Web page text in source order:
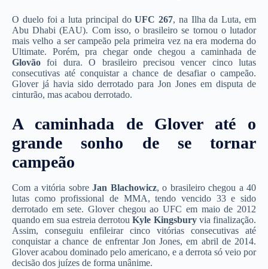
O duelo foi a luta principal doUFC 267, na Ilha da Luta, em
Abu Dhabi (EAU). Com isso, o brasileiro se tornou o lutador
mais velho a ser campeão pela primeira vez na era moderna do
Ultimate. Porém, pra chegar onde chegou a caminhada de
Glovão foi dura. O brasileiro precisou vencer cinco lutas
consecutivas até conquistar a chance de desafiar o campeão.
Glover já havia sido derrotado para Jon Jones em disputa de
cinturão, mas acabou derrotado.
A caminhada de Glover até o
grande sonho de se tornar
campeão
Com a vitória sobre Jan Blachowicz, o brasileiro chegou a 40
lutas como profissional de MMA, tendo vencido 33 e sido
derrotado em sete. Glover chegou ao UFC em maio de 2012
quando em sua estreia derrotouKyle Kingsbury via finalização.
Assim, conseguiu enfileirar cinco vitórias consecutivas até
conquistar a chance de enfrentar Jon Jones, em abril de 2014.
Glover acabou dominado pelo americano, e a derrota só veio por
decisão dos juízes de forma unânime.